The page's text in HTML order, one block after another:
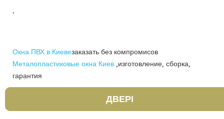
.
Окна ПВХ в Киевезаказать без компромисов
Металопластиковые окна Киев ,изготовление, сборка,
гарантия
ДВЕРІ